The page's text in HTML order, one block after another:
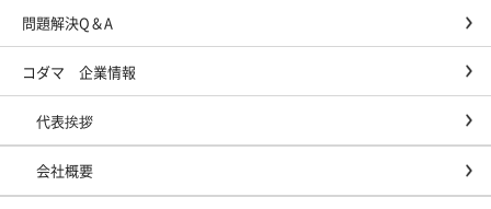
問題解決Q＆A
コダマ 企業情報
代表挨拶
会社概要